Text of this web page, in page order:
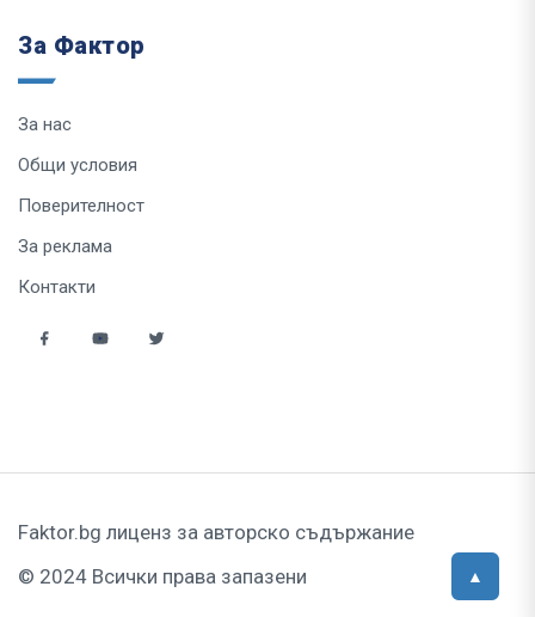
За Фактор
За нас
Общи условия
Поверителност
За реклама
Контакти
Faktor.bg лиценз за авторско съдържание
© 2024 Всички права запазени